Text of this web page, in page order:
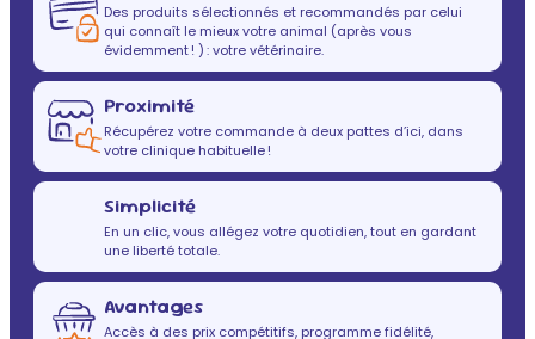
Des produits sélectionnés et recommandés par celui
qui connaît le mieux votre animal (après vous
évidemment ! ) : votre vétérinaire.
Proximité
Récupérez votre commande à deux pattes d’ici, dans
votre clinique habituelle !
Simplicité
En un clic, vous allégez votre quotidien, tout en gardant
une liberté totale.
Avantages
Accès à des prix compétitifs, programme fidélité,